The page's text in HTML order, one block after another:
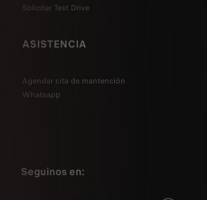
Solicitar Test Drive
ASISTENCIA
Agendar cita de mantención
Whatsapp
Seguinos en: